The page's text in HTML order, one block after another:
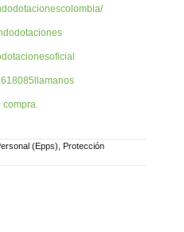
compra.
(Epps), Protección